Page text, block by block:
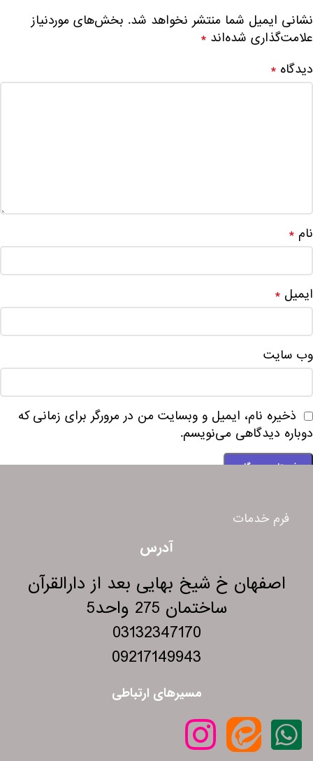
نشانی ایمیل شما منتشر نخواهد شد. بخش‌های موردنیاز
علامت‌گذاری شده‌اند *
دیدگاه *
نام *
ایمیل *
وب‌ سایت
ذخیره نام، ایمیل و وبسایت من در مرورگر برای زمانی که
دوباره دیدگاهی می‌نویسم.
فرم خدمات
آدرس
اصفهان خ شیخ بهایی بعد از دارالقرآن
ساختمان 275 واحد5
03132347170
09217149943
مسیرهای ارتباطی